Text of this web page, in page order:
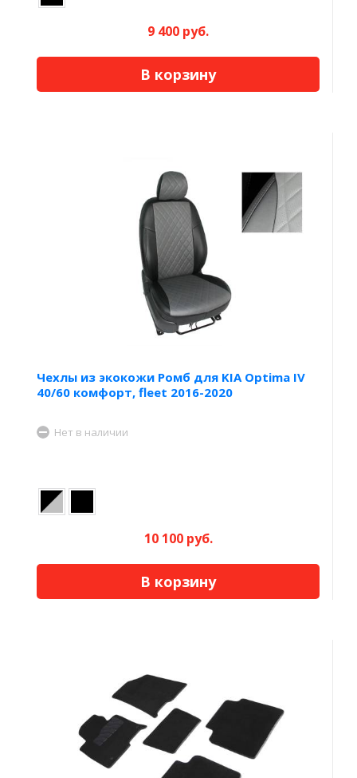
9 400 руб.
В корзину
Чехлы из экокожи Ромб для KIA Optima IV
40/60 комфорт, fleet 2016-2020
Нет в наличии
10 100 руб.
В корзину